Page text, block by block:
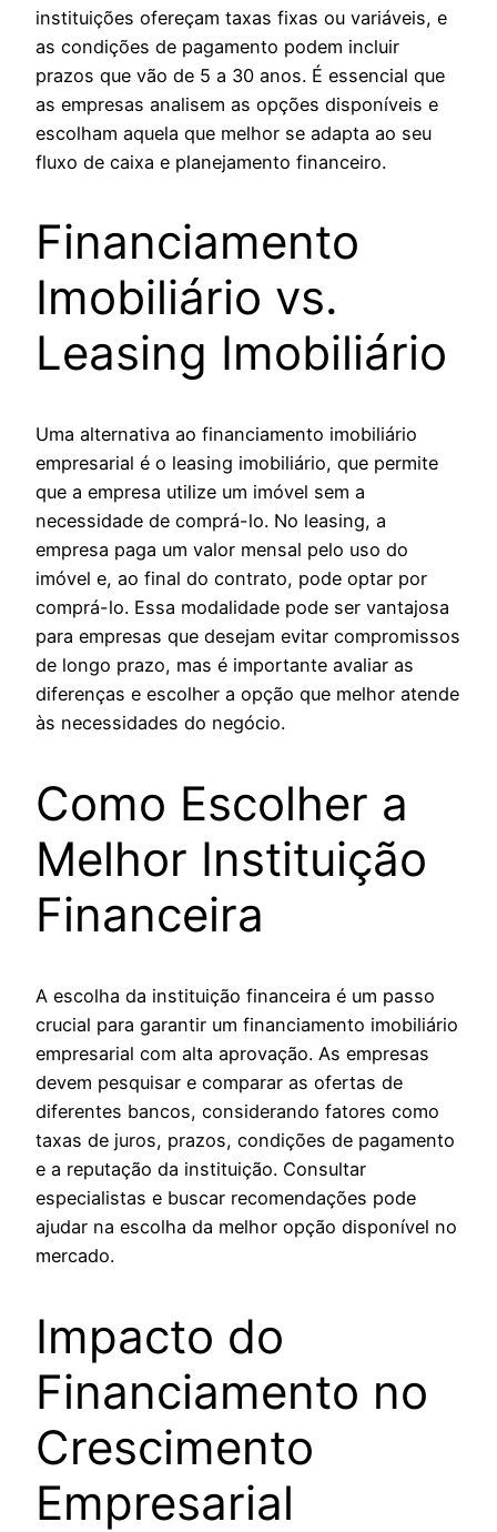
instituições ofereçam taxas fixas ou variáveis, e
as condições de pagamento podem incluir
prazos que vão de 5 a 30 anos. É essencial que
as empresas analisem as opções disponíveis e
escolham aquela que melhor se adapta ao seu
fluxo de caixa e planejamento financeiro.
Financiamento
Imobiliário vs.
Leasing Imobiliário
Uma alternativa ao financiamento imobiliário
empresarial é o leasing imobiliário, que permite
que a empresa utilize um imóvel sem a
necessidade de comprá-lo. No leasing, a
empresa paga um valor mensal pelo uso do
imóvel e, ao final do contrato, pode optar por
comprá-lo. Essa modalidade pode ser vantajosa
para empresas que desejam evitar compromissos
de longo prazo, mas é importante avaliar as
diferenças e escolher a opção que melhor atende
às necessidades do negócio.
Como Escolher a
Melhor Instituição
Financeira
A escolha da instituição financeira é um passo
crucial para garantir um financiamento imobiliário
empresarial com alta aprovação. As empresas
devem pesquisar e comparar as ofertas de
diferentes bancos, considerando fatores como
taxas de juros, prazos, condições de pagamento
e a reputação da instituição. Consultar
especialistas e buscar recomendações pode
ajudar na escolha da melhor opção disponível no
mercado.
Impacto do
Financiamento no
Crescimento
Empresarial